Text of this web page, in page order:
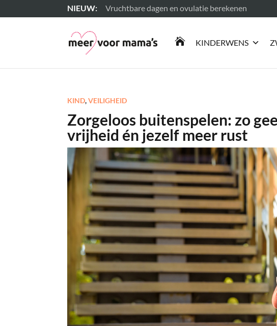
Vruchtbare dagen en ovulatie berekenen
Lees meer
 KINDERWENS
KIND,VEILIGHEID
Zorgeloos buitenspelen: zo
vrijheid én jezelf meer rust